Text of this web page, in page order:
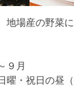
地場産の野菜
９月
日の昼（